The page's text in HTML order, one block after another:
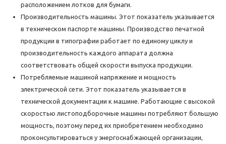
расположением лотков для бумаги.
Производительность машины. Этот показатель указывается
в техническом паспорте машины. Производство печатной
продукции в типографии работает по единому циклу и
производительность каждого аппарата должна
соответствовать общей скорости выпуска продукции.
Потребляемые машиной напряжение и мощность
электрической сети. Этот показатель указывается в
технической документации к машине. Работающие с высокой
скоростью листоподборочные машины потребляют большую
мощность, поэтому перед их приобретением необходимо
проконсультироваться у энергоснабжающей организации,